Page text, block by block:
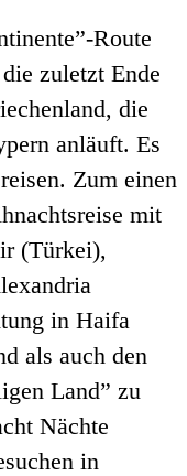
Route
zuletzt Ende
die
anläuft. Es
Zum einen
mit
(Türkei),
in Haifa
als auch den
Land” zu
Nächte
in